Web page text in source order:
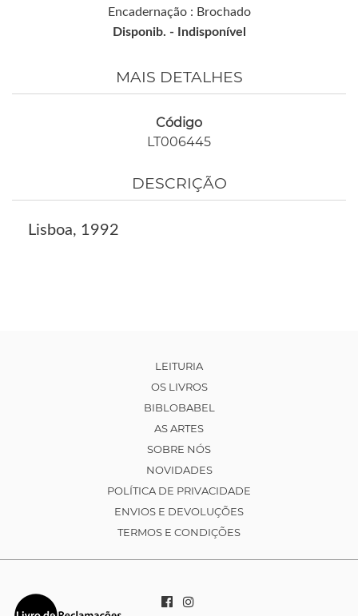
Encadernação : Brochado
Disponib. -
Indisponível
MAIS DETALHES
Código
LT006445
DESCRIÇÃO
Lisboa, 1992
LEITURIA
OS LIVROS
BIBLOBABEL
AS ARTES
SOBRE NÓS
NOVIDADES
POLÍTICA DE PRIVACIDADE
ENVIOS E DEVOLUÇÕES
TERMOS E CONDIÇÕES